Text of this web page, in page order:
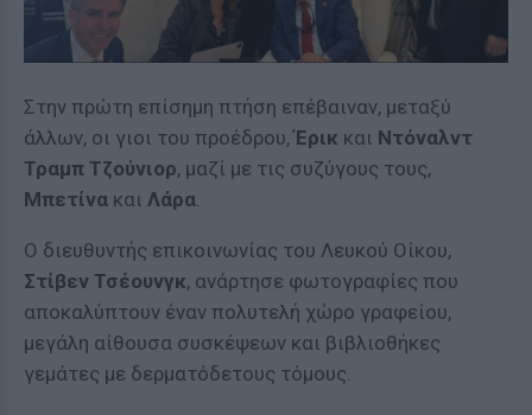
Στην πρώτη επίσημη πτήση επέβαιναν, μεταξύ
άλλων, οι γιοι του προέδρου,Έρικ και Ντόναλντ
Τραμπ Τζούνιορ, μαζί με τις συζύγους τους,
Μπετίνα και Λάρα.
Ο διευθυντής επικοινωνίας του Λευκού Οίκου,
Στίβεν Τσέουνγκ, ανάρτησε φωτογραφίες που
αποκαλύπτουν έναν πολυτελή χώρο γραφείου,
μεγάλη αίθουσα συσκέψεων και βιβλιοθήκες
γεμάτες με δερματόδετους τόμους.